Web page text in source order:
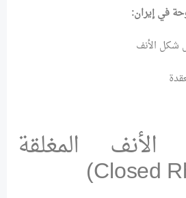
في إيران:
شكل الأنف
المغلقة